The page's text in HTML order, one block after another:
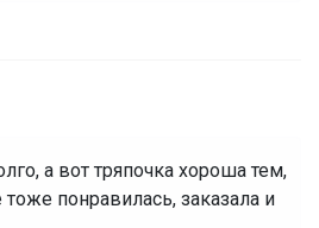
а вот тряпочка хороша тем,
понравилась, заказала и